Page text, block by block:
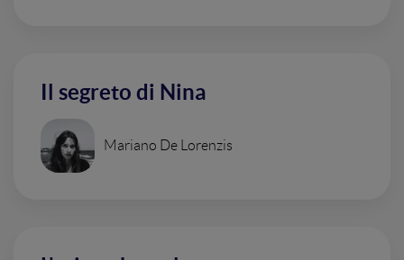
Il segreto di Nina
Mariano De Lorenzis